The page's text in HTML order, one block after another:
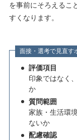
を事前にそろえるこ
すくなります。
面接・選考で見直す
評価項目
印象ではなく
か
質問範囲
家族・生活環
ないか
配慮確認